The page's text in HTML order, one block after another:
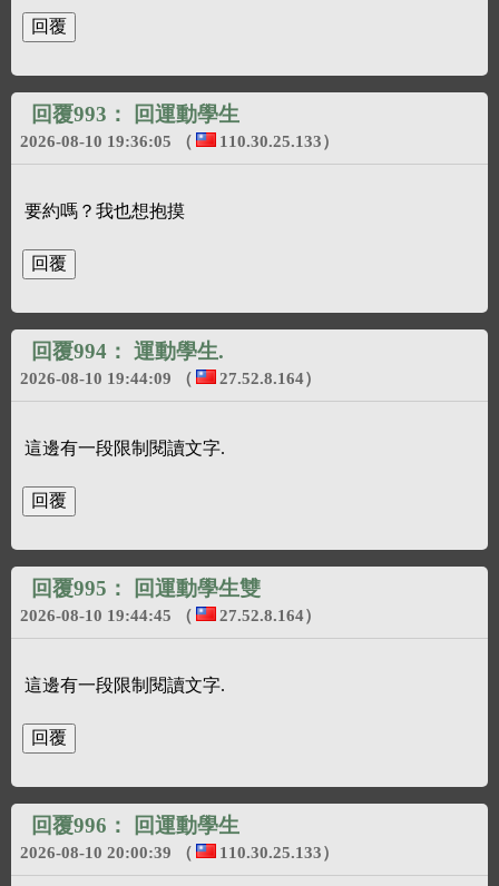
回覆993： 回運動學生
2026-08-10 19:36:05 （ 110.30.25.133）
要約嗎？我也想抱摸
回覆994： 運動學生.
2026-08-10 19:44:09 （ 27.52.8.164）
這邊有一段限制閱讀文字.
回覆995： 回運動學生雙
2026-08-10 19:44:45 （ 27.52.8.164）
這邊有一段限制閱讀文字.
回覆996： 回運動學生
2026-08-10 20:00:39 （ 110.30.25.133）